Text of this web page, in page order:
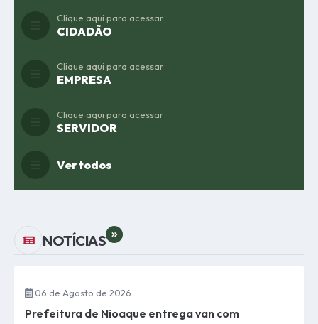
CIDADÃO
Clique aqui para acessar
EMPRESA
Clique aqui para acessar
SERVIDOR
Clique aqui para acessar
Ver todos
NOTÍCIAS
Prefeitura de Nioaque entrega van com
06 de Agosto de 2026